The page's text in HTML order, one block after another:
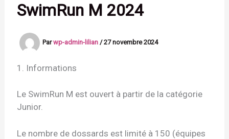
SwimRun M 2024
Parwp-admin-lilian/27 novembre 2024
1. Informations
Le SwimRun M est ouvert à partir de la catégorie
Junior.
Le nombre de dossards est limité à 150 (équipes